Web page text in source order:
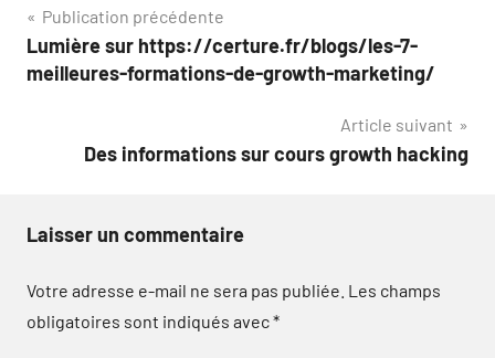
Navigation
de
Publication précédente
Lumière sur https://certure.fr/blogs/les-7-
meilleures-formations-de-growth-marketing/
Article suivant
Des informations sur cours growth hacking
Laisser un commentaire
Votre adresse e-mail ne sera pas publiée. Les champs
obligatoires sont indiqués avec*